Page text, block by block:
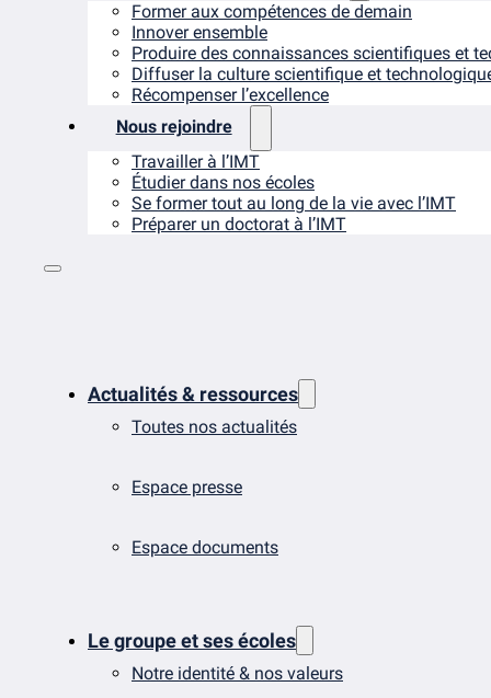
Former aux compétences de demain
Innover ensemble
Produire des connaissances scientifiques et
Diffuser la culture scientifique et
Récompenser l’excellence
Nous rejoindre
Travailler à l’IMT
Étudier dans nos écoles
Se former tout au long de la vie avec l’IMT
Préparer un doctorat à l’IMT
Actualités & ressources
Toutes nos actualités
Espace presse
Espace documents
Le groupe et ses écoles
Notre identité & nos valeurs